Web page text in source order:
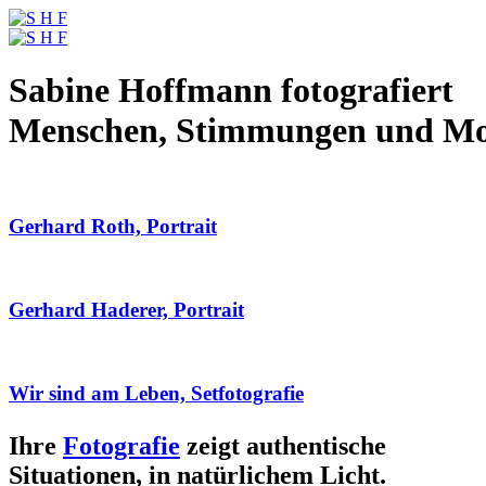
Sabine Hoffmann fotografiert
Menschen, Stimmungen und
Gerhard Roth, Portrait
Gerhard Haderer, Portrait
Wir sind am Leben, Setfotografie
Ihre Fotografie zeigt authentische
Situationen, in natürlichem Licht.